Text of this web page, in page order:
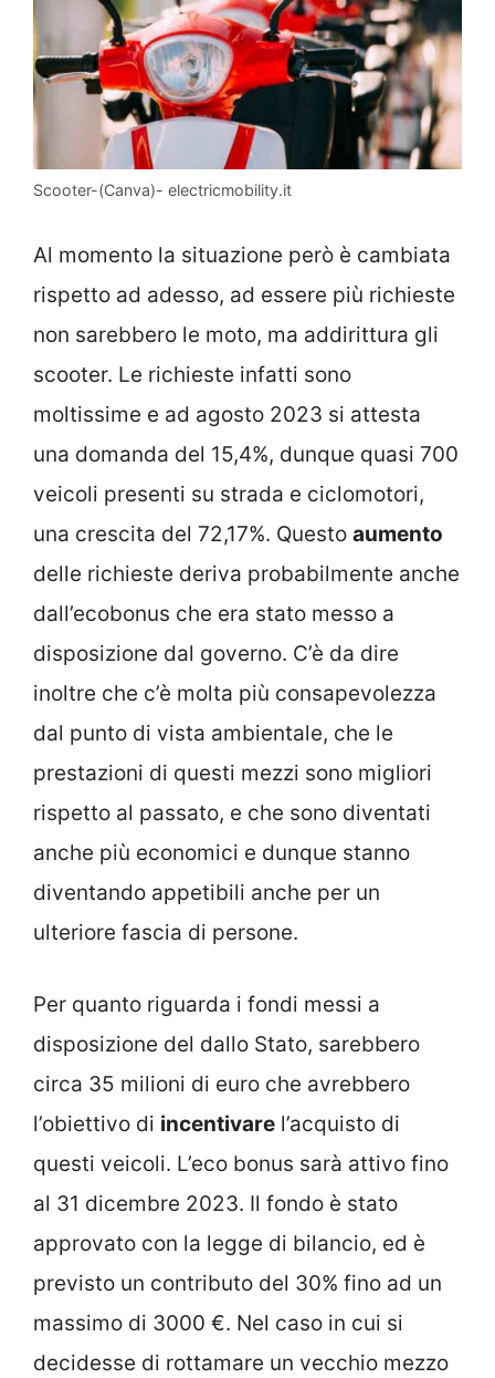
Scooter-(Canva)- electricmobility.it
Al momento la situazione però è cambiata
rispetto ad adesso, ad essere più richieste
non sarebbero le moto, ma addirittura gli
scooter. Le richieste infatti sono
moltissime e ad agosto 2023 si attesta
una domanda del 15,4%, dunque quasi 700
veicoli presenti su strada e ciclomotori,
una crescita del 72,17%. Questo aumento
delle richieste deriva probabilmente anche
dall’ecobonus che era stato messo a
disposizione dal governo. C’è da dire
inoltre che c’è molta più consapevolezza
dal punto di vista ambientale, che le
prestazioni di questi mezzi sono migliori
rispetto al passato, e che sono diventati
anche più economici e dunque stanno
diventando appetibili anche per un
ulteriore fascia di persone.
Per quanto riguarda i fondi messi a
disposizione del dallo Stato, sarebbero
circa 35 milioni di euro che avrebbero
l’obiettivo di incentivare l’acquisto di
questi veicoli. L’eco bonus sarà attivo fino
al 31 dicembre 2023. Il fondo è stato
approvato con la legge di bilancio, ed è
previsto un contributo del 30% fino ad un
massimo di 3000 €. Nel caso in cui si
decidesse di rottamare un vecchio mezzo